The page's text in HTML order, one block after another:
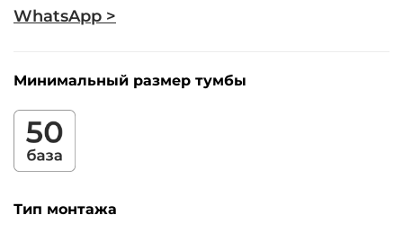
WhatsApp >
Минимальный размер тумбы
Тип монтажа